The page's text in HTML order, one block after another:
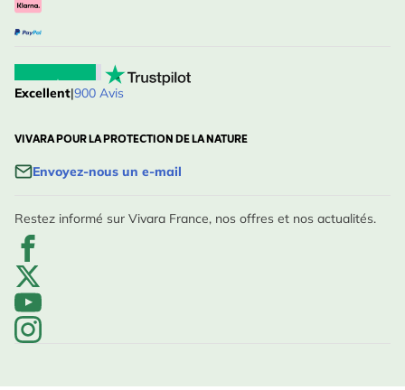
Excellent|900 Avis
VIVARA POUR LA PROTECTION DE LA NATURE
Envoyez-nous un e-mail
Restez informé sur Vivara France, nos offres et nos actualités.